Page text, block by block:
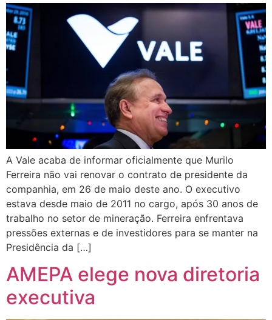
A Vale acaba de informar oficialmente que Murilo
Ferreira não vai renovar o contrato de presidente da
companhia, em 26 de maio deste ano. O executivo
estava desde maio de 2011 no cargo, após 30 anos de
trabalho no setor de mineração. Ferreira enfrentava
pressões externas e de investidores para se manter na
Presidência da […]
AMEPA elege nova diretoria
executiva